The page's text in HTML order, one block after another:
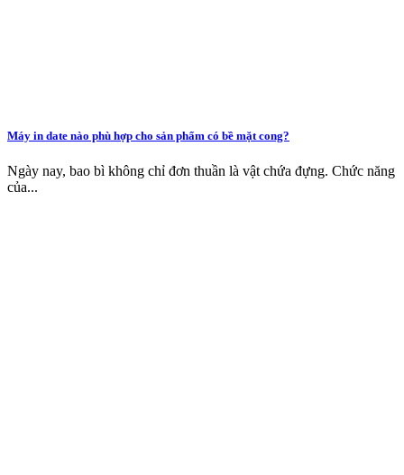
Máy in date nào phù hợp cho sản phẩm có bề mặt cong?
Ngày nay, bao bì không chỉ đơn thuần là vật chứa đựng. Chức năng
của...